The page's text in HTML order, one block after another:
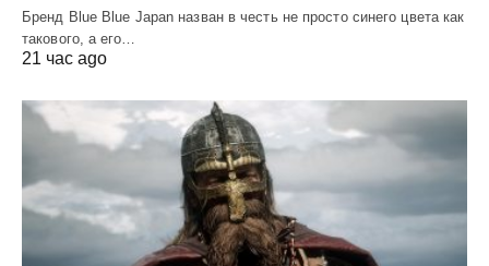
Бренд Blue Blue Japan назван в честь не просто синего цвета как
такового, а его…
21 час ago